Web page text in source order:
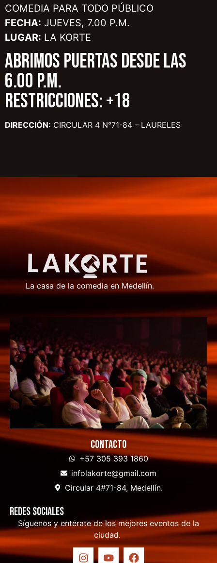
COMEDIA PARA TODO PÚBLICO
FECHA: JUEVES, 7.00 P.M.
LUGAR: LA KORTE
ABRIMOS PUERTAS DESDE LAS
6.00 P.M.
RESTRICCIONES: +18
DIRECCIÓN: CIRCULAR 4 N°71-84 – LAURELES
La casa de la comedia en Medellín.
Contacto
+57 305 393 1860
infolakorte@gmail.com
Circular 4#71-84, Medellín.
Redes sociales
Síguenos y entérate de los mejores eventos de la
ciudad.